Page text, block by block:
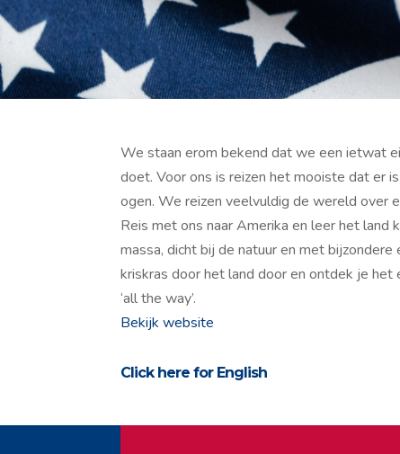
We staan erom bekend dat we een ietwat
doet. Voor ons is reizen het mooiste dat er
ogen. We reizen veelvuldig de wereld over
Reis met ons naar Amerika en leer het land
massa, dicht bij de natuur en met
kriskras door het land door en ontdek je het
‘all the way’.
Bekijk website
Click here for English